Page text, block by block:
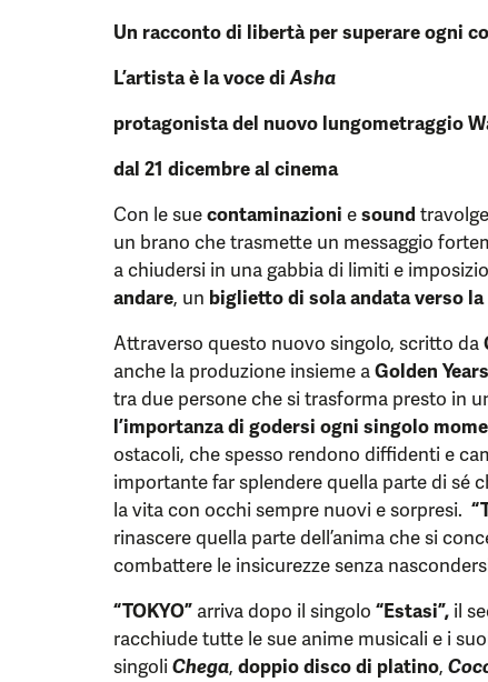
Un racconto di libertàper superare ogni
L’artista è la voce diAsha
protagonista del nuovo lungometraggio
dal 21 dicembre al cinema
Con le suecontaminazioni esound
un brano che trasmette un messaggio
a chiudersi in una gabbia di limiti e
andare, un biglietto di sola andata verso
Attraverso questo nuovo singolo, scritto da
anche la produzione insieme aGolden Years
tra due persone che si trasforma presto in
l’importanza di godersi ogni singolo
ostacoli, che spesso rendono diffidenti e
importante far splendere quella parte di sé
la vita con occhi sempre nuovi e sorpresi. “
rinascere quella parte dell’anima che si
combattere le insicurezze senza
“TOKYO” arriva dopo il singolo “Estasi”, il
racchiude tutte le sue anime musicali e i
singoliChega, doppio disco di platino,